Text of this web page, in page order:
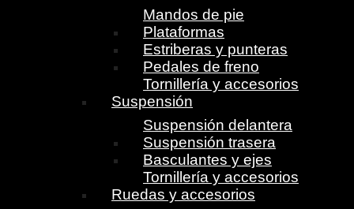
Mandos de pie
Plataformas
Estriberas y punteras
Pedales de freno
Tornillería y accesorios
Suspensión
Suspensión delantera
Suspensión trasera
Basculantes y ejes
Tornillería y accesorios
Ruedas y accesorios